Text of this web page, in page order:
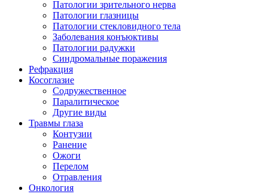
Патологии зрительного нерва
Патологии глазницы
Патологии стекловидного тела
Заболевания конъюктивы
Патологии радужки
Синдромальные поражения
Рефракция
Косоглазие
Содружественное
Паралитическое
Другие виды
Травмы глаза
Контузии
Ранениe
Ожоги
Перелом
Отравления
Онкология